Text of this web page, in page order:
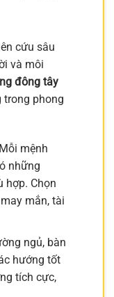
cứu sâu
và môi
đông tây
phong
mệnh
những
hợp. Chọn
mắn, tài
ngủ, bàn
hướng tốt
tích cực,